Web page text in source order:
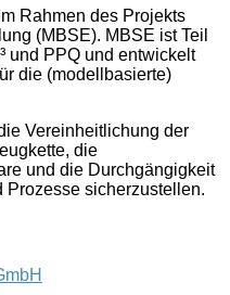
Rahmen des Projekts
(MBSE). MBSE ist Teil
und PPQ und entwickelt
die (modellbasierte)
Vereinheitlichung der
die
und die Durchgängigkeit
sicherzustellen.